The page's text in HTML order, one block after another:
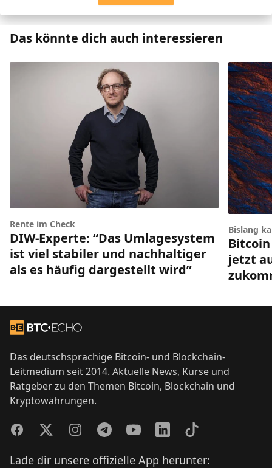
Das könnte dich auch interessieren
Rente im Check
DIW-Experte: “Das Umlagesystem
ist viel stabiler und nachhaltiger
als es häufig dargestellt wird”
Bislang
Bitcoin
jetzt
Zur Startseite
Das deutschsprachige Bitcoin- und Blockchain-
Leitmedium seit 2014. Aktuelle News, Kurse und
Ratgeber zu den Themen Bitcoin, Blockchain und
Kryptowährungen.
FacebookTwitterInstagramTelegramYouTubeLinkedInTikTok
Lade dir unsere offizielle App herunter: